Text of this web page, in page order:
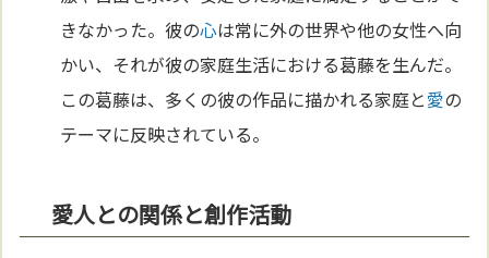
きなかった。彼の心は常に外の世界や他の女性へ向
かい、それが彼の家庭生活における葛藤を生んだ。
この葛藤は、多くの彼の作品に描かれる家庭と愛の
テーマに反映されている。
愛人との関係と創作活動